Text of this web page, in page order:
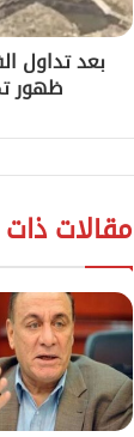
بعد تداول
ظهور
مقالات